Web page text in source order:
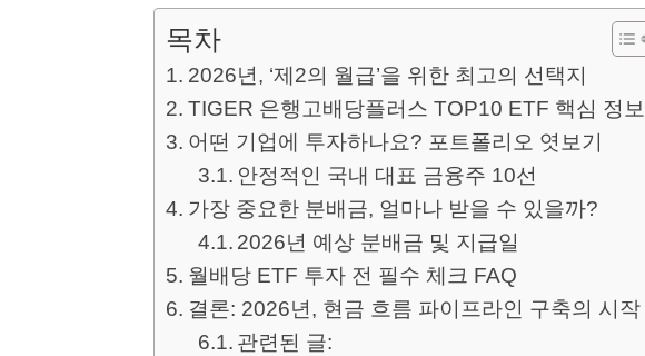
목차
2026년, ‘제2의 월급’을 위한 최고의 선택지
TIGER 은행고배당플러스 TOP10 ETF 핵심 정보
어떤 기업에 투자하나요? 포트폴리오 엿보기
안정적인 국내 대표 금융주 10선
가장 중요한 분배금, 얼마나 받을 수 있을까?
2026년 예상 분배금 및 지급일
월배당 ETF 투자 전 필수 체크 FAQ
결론: 2026년, 현금 흐름 파이프라인 구축의 시작
관련된 글: